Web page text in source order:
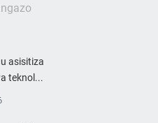
asisitiza
teknol...